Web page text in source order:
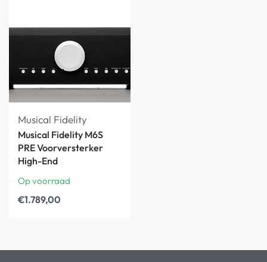
Musical Fidelity
Musical Fidelity M6S
PRE Voorversterker
High-End
Op voorraad
€1.789,00